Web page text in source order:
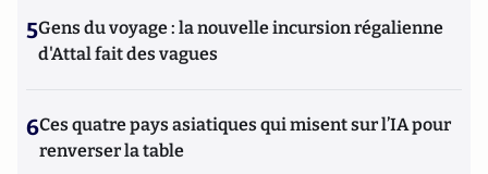
5Gens du voyage : la nouvelle incursion régalienne
d'Attal fait des vagues
6Ces quatre pays asiatiques qui misent sur l’IA pour
renverser la table